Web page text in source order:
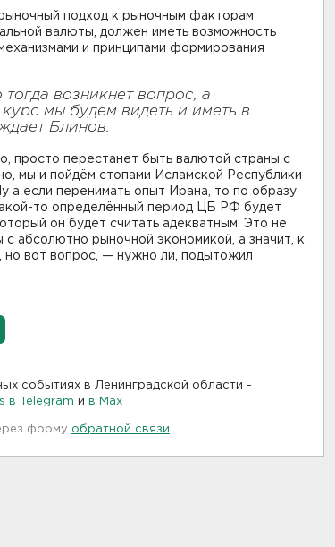
подход к рыночным факторам
валюты, должен иметь возможность
и принципами формирования
тогда возникнет вопрос, а
мы будем видеть и иметь в
Блинов.
просто перестанет быть валютой страны с
мы и пойдём стопами Исламской Республики
а если перенимать опыт Ирана, то по образу
то определённый период ЦБ РФ будет
он будет считать адекватным. Это не
с абсолютно рыночной экономикой, а значит, к
но вот вопрос, — нужно ли, подытожил
событиях в Ленинградской области -
в Telegram и в Maх
форму обратной связи